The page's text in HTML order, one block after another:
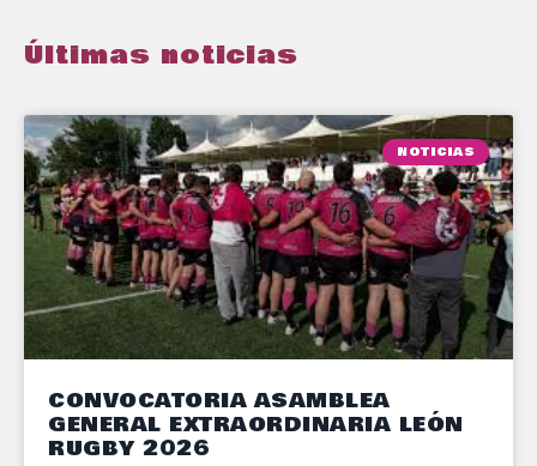
Últimas noticias
NOTICIAS
CONVOCATORIA ASAMBLEA
GENERAL EXTRAORDINARIA LEÓN
RUGBY 2026